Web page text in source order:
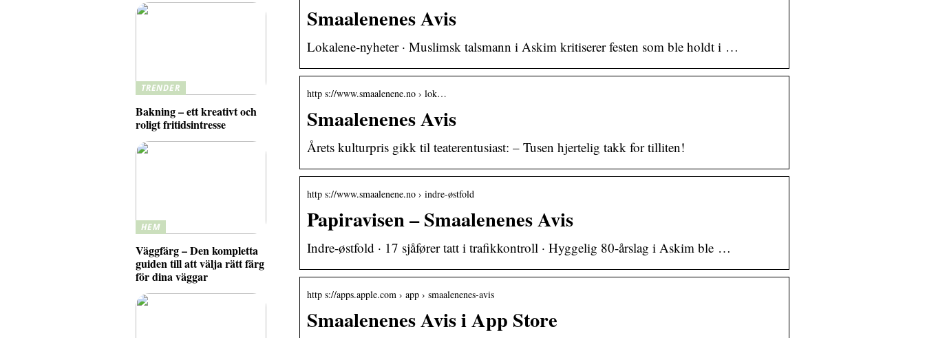
Smaalenenes Avis
Lokalene-nyheter · Muslimsk talsmann i Askim kritiserer festen som ble holdt i …
http s://www.smaalenene.no › lok…
Smaalenenes Avis
Årets kulturpris gikk til teaterentusiast: – Tusen hjertelig takk for tilliten!
http s://www.smaalenene.no › indre-østfold
Papiravisen – Smaalenenes Avis
Indre-østfold · 17 sjåfører tatt i trafikkontroll · Hyggelig 80-årslag i Askim ble …
http s://apps.apple.com › app › smaalenenes-avis
Smaalenenes Avis i App Store
TRENDER
Bakning – ett kreativt och
roligt fritidsintresse
HEM
Väggfärg – Den kompletta
guiden till att välja rätt färg
för dina väggar